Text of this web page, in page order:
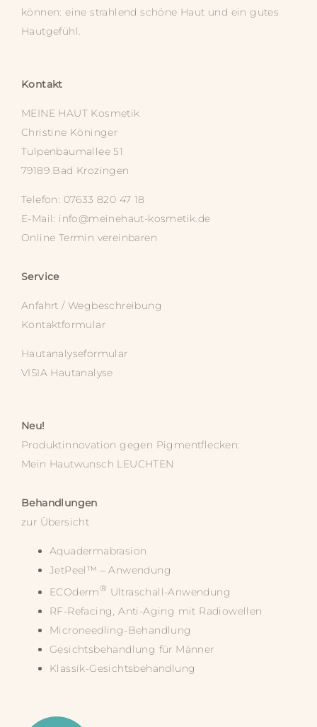
können: eine strahlend schöne Haut und ein gutes
Hautgefühl.
Kontakt
MEINE HAUT Kosmetik
Christine Köninger
Tulpenbaumallee 51
79189 Bad Krozingen
Telefon: 07633 820 47 18
E-Mail: info@meinehaut-kosmetik.de
Online Termin vereinbaren
Service
Anfahrt / Wegbeschreibung
Kontaktformular
Hautanalyseformular
VISIA Hautanalyse
Neu!
Produktinnovation gegen Pigmentflecken:
Mein Hautwunsch LEUCHTEN
Behandlungen
zur Übersicht
Aquadermabrasion
JetPeel™ – Anwendung
ECOderm® Ultraschall-Anwendung
RF-Refacing, Anti-Aging mit Radiowellen
Microneedling-Behandlung
Gesichtsbehandlung für Männer
Klassik-Gesichtsbehandlung